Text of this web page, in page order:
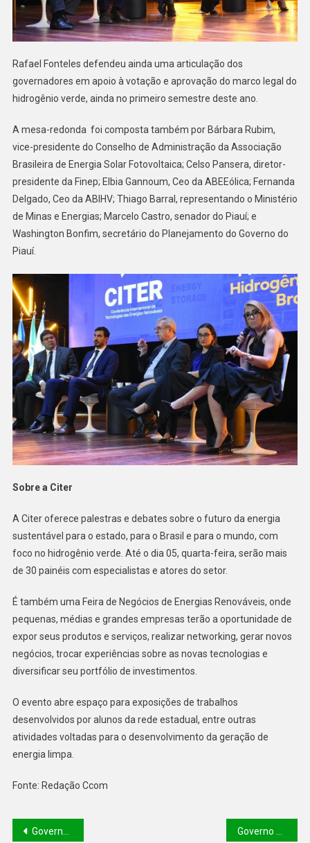
Rafael Fonteles defendeu ainda uma articulação dos
governadores em apoio à votação e aprovação do marco legal do
hidrogênio verde, ainda no primeiro semestre deste ano.
A mesa-redonda foi composta também por Bárbara Rubim,
vice-presidente do Conselho de Administração da Associação
Brasileira de Energia Solar Fotovoltaica; Celso Pansera, diretor-
presidente da Finep; Elbia Gannoum, Ceo da ABEEólica; Fernanda
Delgado, Ceo da ABIHV; Thiago Barral, representando o Ministério
de Minas e Energias; Marcelo Castro, senador do Piauí; e
Washington Bonfim, secretário do Planejamento do Governo do
Piauí.
Sobre a Citer
A Citer oferece palestras e debates sobre o futuro da energia
sustentável para o estado, para o Brasil e para o mundo, com
foco no hidrogênio verde. Até o dia 05, quarta-feira, serão mais
de 30 painéis com especialistas e atores do setor.
É também uma Feira de Negócios de Energias Renováveis, onde
pequenas, médias e grandes empresas terão a oportunidade de
expor seus produtos e serviços, realizar networking, gerar novos
negócios, trocar experiências sobre as novas tecnologias e
diversificar seu portfólio de investimentos.
O evento abre espaço para exposições de trabalhos
desenvolvidos por alunos da rede estadual, entre outras
atividades voltadas para o desenvolvimento da geração de
energia limpa.
Fonte: Redação Ccom
Governo do Estado inicia projeto “Turismo em Ação” na região Sul do Piauí